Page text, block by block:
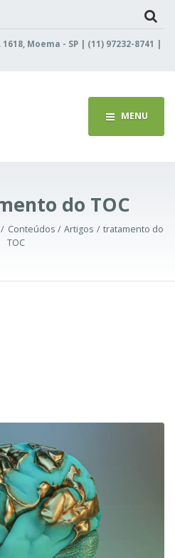
Moema - SP | (11) 97232-8741 |
MENU
do TOC
Conteúdos Artigos
tratamento do
TOC